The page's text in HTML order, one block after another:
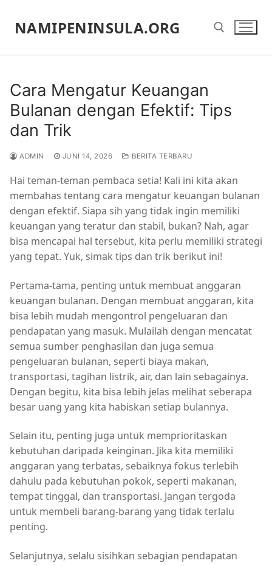
kontenNAMIPENINSULA.ORG
Cara Mengatur Keuangan
Bulanan dengan Efektif: Tips
dan Trik
ADMIN JUNI 14, 2026 BERITA TERBARU
Hai teman-teman pembaca setia! Kali ini kita akan
membahas tentang cara mengatur keuangan bulanan
dengan efektif. Siapa sih yang tidak ingin memiliki
keuangan yang teratur dan stabil, bukan? Nah, agar
bisa mencapai hal tersebut, kita perlu memiliki strategi
yang tepat. Yuk, simak tips dan trik berikut ini!
Pertama-tama, penting untuk membuat anggaran
keuangan bulanan. Dengan membuat anggaran, kita
bisa lebih mudah mengontrol pengeluaran dan
pendapatan yang masuk. Mulailah dengan mencatat
semua sumber penghasilan dan juga semua
pengeluaran bulanan, seperti biaya makan,
transportasi, tagihan listrik, air, dan lain sebagainya.
Dengan begitu, kita bisa lebih jelas melihat seberapa
besar uang yang kita habiskan setiap bulannya.
Selain itu, penting juga untuk memprioritaskan
kebutuhan daripada keinginan. Jika kita memiliki
anggaran yang terbatas, sebaiknya fokus terlebih
dahulu pada kebutuhan pokok, seperti makanan,
tempat tinggal, dan transportasi. Jangan tergoda
untuk membeli barang-barang yang tidak terlalu
penting.
Selanjutnya, selalu sisihkan sebagian pendapatan